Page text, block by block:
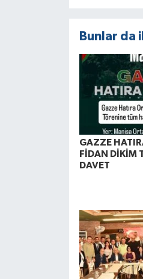
Bunlar da
GAZZE
FİDAN DİKİM
DAVET